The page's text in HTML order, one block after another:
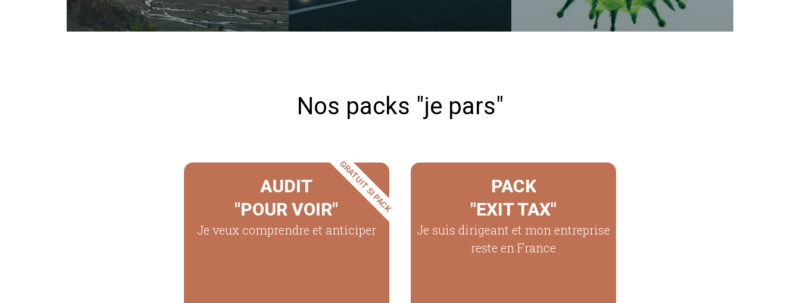
Nos packs "je pars"
AUDIT
"POUR VOIR"
Je veux comprendre et anticiper
GRATUIT SI PACK
PACK
"EXIT TAX"
Je suis dirigeant et mon entreprise
reste en France